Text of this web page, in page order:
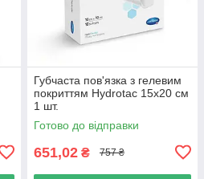
Губчаста пов'язка з гелевим
покриттям Hydrotac 15x20 см
1 шт.
Готово до відправки
651,02 ₴ 757 ₴